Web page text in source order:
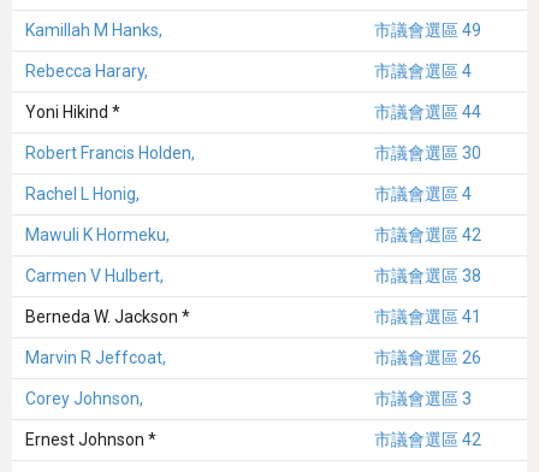
Kamillah M Hanks, 市議會選區 49
Rebecca Harary, 市議會選區 4
Yoni Hikind * 市議會選區 44
Robert Francis Holden, 市議會選區 30
Rachel L Honig, 市議會選區 4
Mawuli K Hormeku, 市議會選區 42
Carmen V Hulbert, 市議會選區 38
Berneda W. Jackson * 市議會選區 41
Marvin R Jeffcoat, 市議會選區 26
Corey Johnson, 市議會選區 3
Ernest Johnson * 市議會選區 42